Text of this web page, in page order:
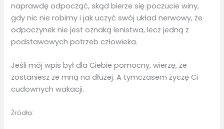
naprawdę odpocząć, skąd bierze się poczucie winy,
gdy nic nie robimy i jak uczyć swój układ nerwowy, że
odpoczynek nie jest oznaką lenistwa, lecz jedną z
podstawowych potrzeb człowieka.
Jeśli mój wpis był dla Ciebie pomocny, wierzę, że
zostaniesz ze mną na dłużej. A tymczasem życzę Ci
cudownych wakacji.
Źródła: